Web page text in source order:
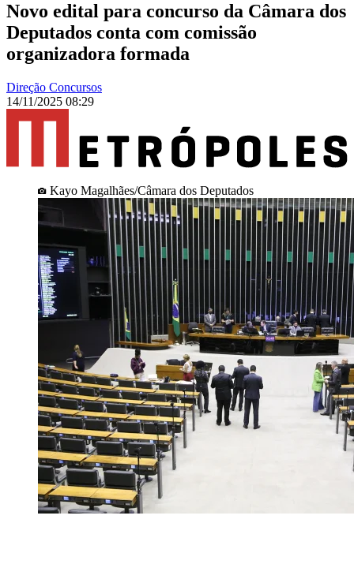
Novo edital para concurso da Câmara dos
Deputados conta com comissão
organizadora formada
Direção Concursos
14/11/2025 08:29
Kayo Magalhães/Câmara dos Deputados